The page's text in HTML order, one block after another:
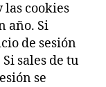
las cookies
año. Si
de sesión
sales de tu
se